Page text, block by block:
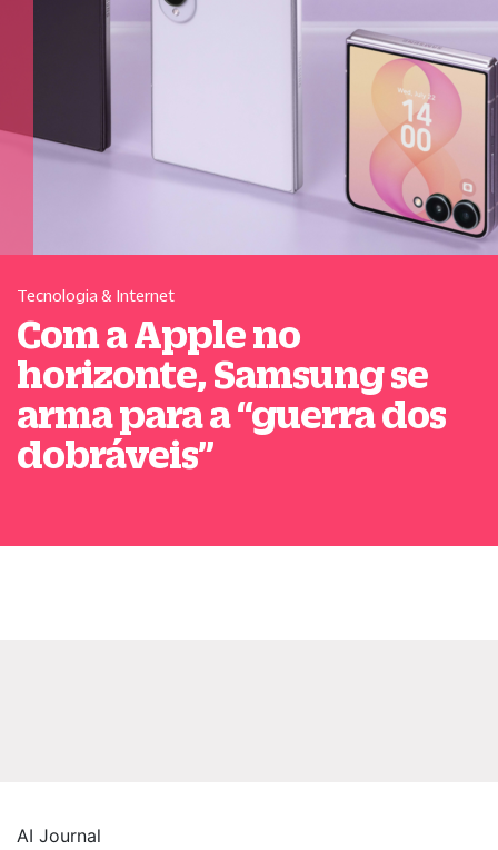
Tecnologia & Internet
Com a Apple no
horizonte, Samsung se
arma para a“guerra dos
dobráveis”
AI Journal